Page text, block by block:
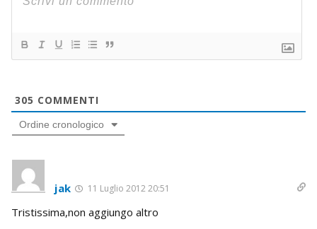
305 COMMENTI
Ordine cronologico
jak 11 Luglio 2012 20:51
Tristissima,non aggiungo altro